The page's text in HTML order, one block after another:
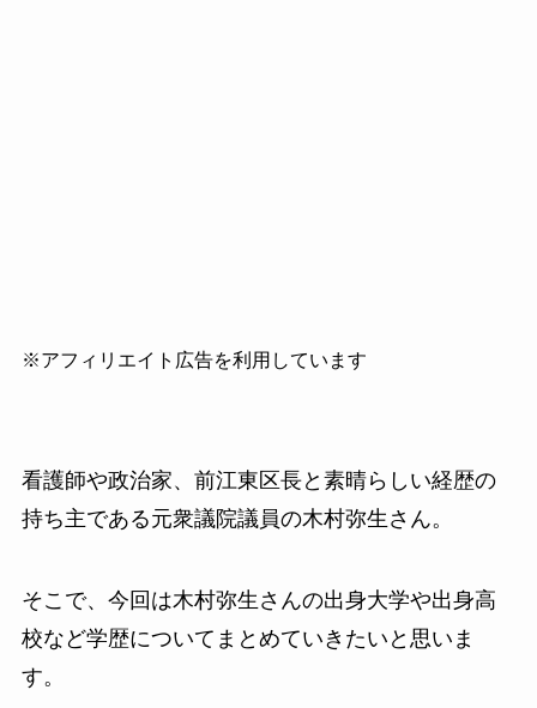
※アフィリエイト広告を利用しています
看護師や政治家、前江東区長と素晴らしい経歴の
持ち主である元衆議院議員の木村弥生さん。
そこで、今回は木村弥生さんの出身大学や出身高
校など学歴についてまとめていきたいと思いま
す。